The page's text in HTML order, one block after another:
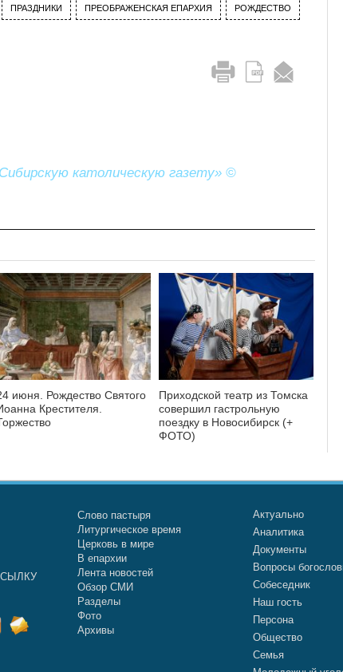
ПРАЗДНИКИ ПРЕОБРАЖЕНСКАЯ ЕПАРХИЯ РОЖДЕСТВО
католическую газету» ©
июня. Рождество Святого
Крестителя.
Приходской театр из Томска
совершил гастрольную
поездку в Новосибирск (+
ФОТО)
Слово пастыря
Литургическое время
Церковь в мире
В епархии
Лента новостей
Обзор СМИ
Разделы
Фото
Архивы
Актуально
Аналитика
Документы
Вопросы
Собеседник
Наш гость
Персона
Общество
Семья